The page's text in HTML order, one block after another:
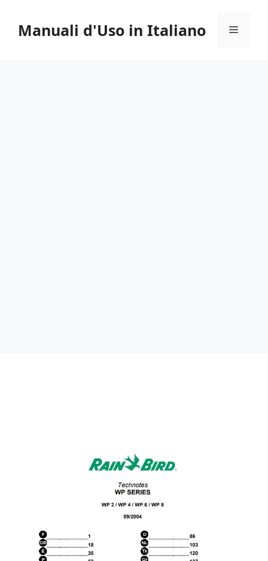
contenuto
Manuali d'Uso in Italiano Menu